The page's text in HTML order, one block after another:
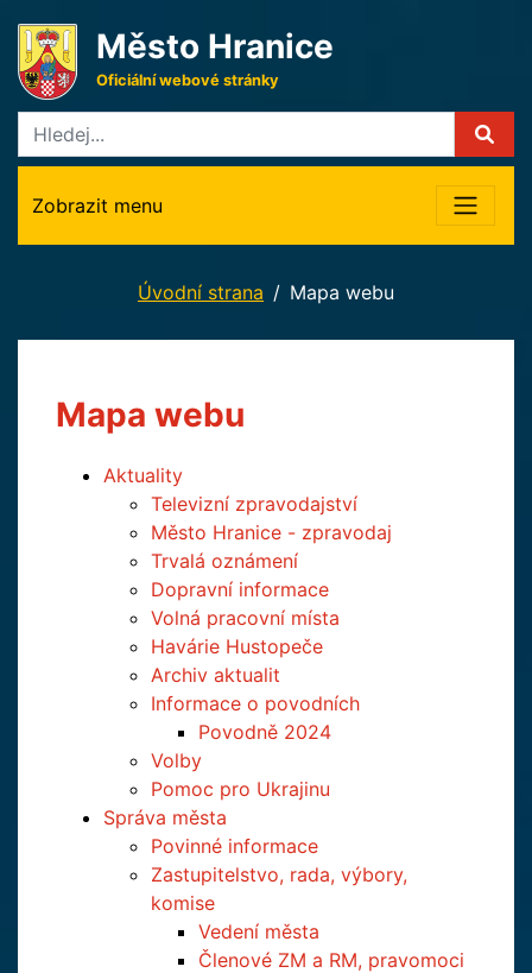
Město Hranice
Oficiální webové stránky
Zobrazit menu
Úvodní strana Mapa webu
Mapa webu
Aktuality
Televizní zpravodajství
Město Hranice - zpravodaj
Trvalá oznámení
Dopravní informace
Volná pracovní místa
Havárie Hustopeče
Archiv aktualit
Informace o povodních
Povodně 2024
Volby
Pomoc pro Ukrajinu
Správa města
Povinné informace
Zastupitelstvo, rada, výbory,
komise
Vedení města
Členové ZM a RM, pravomoci